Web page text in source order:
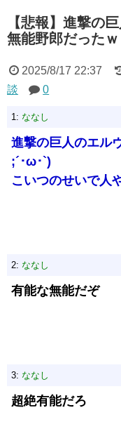
【悲報】進撃の
無能野郎だった
2025/8/17 22:37
談
0
1: ななし
進撃の巨人のエル
;´･ω･`)
こいつのせいで人
2: ななし
有能な無能だぞ
3: ななし
超絶有能だろ